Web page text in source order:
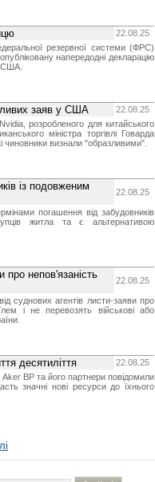
22.08.25
резервної системи (ФРС)
напередодні декларацію
США.
заяв у США
22.08.25
розробленого для китайського
міністра торгівлі Говарда
чиновники визнали "образливими".
із подовженим
22.08.25
погашення від забудовників
житла та є альтернативою
про непов'язаність
22.08.25
суднових агентів листи-заяви про
і не перевозять військові або
десятиліття
22.08.25
BP та його партнери повідомили
значні нові ресурси до їхнього